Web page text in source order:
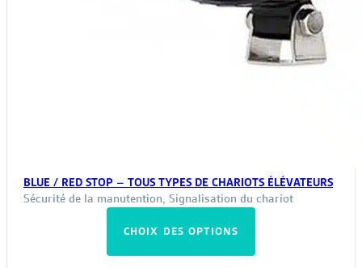
BLUE / RED STOP – TOUS TYPES DE CHARIOTS ÉLÉVATEURS
Sécurité de la manutention, Signalisation du chariot
CHOIX DES OPTIONS
a